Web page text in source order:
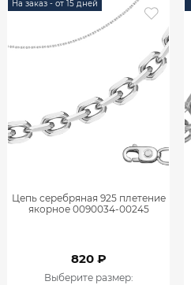
На заказ - от 15 дней
Цепь серебряная 925 плетение
якорное 0090034-00245
820 ₽
Выберите размер: